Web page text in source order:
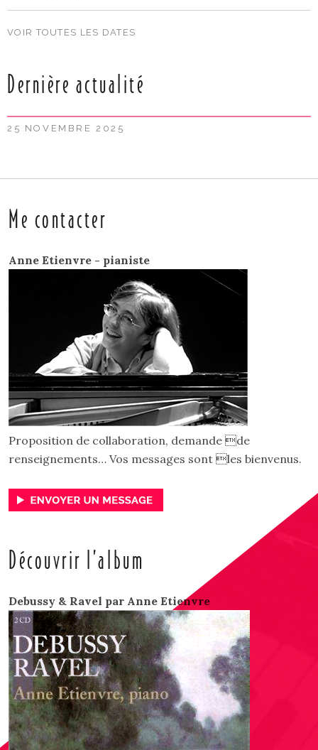
VOIR TOUTES LES DATES
Dernière actualité
25 NOVEMBRE 2025
Me contacter
Anne Etienvre - pianiste
Proposition de collaboration, demande de
renseignements… Vos messages sont les bienvenus.
Découvrir l’album
Debussy & Ravel par Anne Etienvre